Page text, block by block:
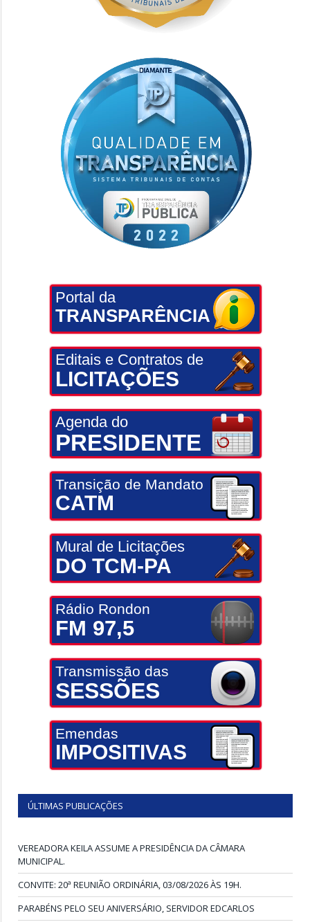
Portal da
TRANSPARÊNCIA
Editais e Contratos de
LICITAÇÕES
Agenda do
PRESIDENTE
Transição de Mandato
CATM
Mural de Licitações
DO TCM-PA
Rádio Rondon
FM 97,5
Transmissão das
SESSÕES
Emendas
IMPOSITIVAS
ÚLTIMAS PUBLICAÇÕES
VEREADORA KEILA ASSUME A PRESIDÊNCIA DA CÂMARA
MUNICIPAL.
CONVITE: 20ª REUNIÃO ORDINÁRIA, 03/08/2026 ÀS 19H.
PARABÉNS PELO SEU ANIVERSÁRIO, SERVIDOR EDCARLOS